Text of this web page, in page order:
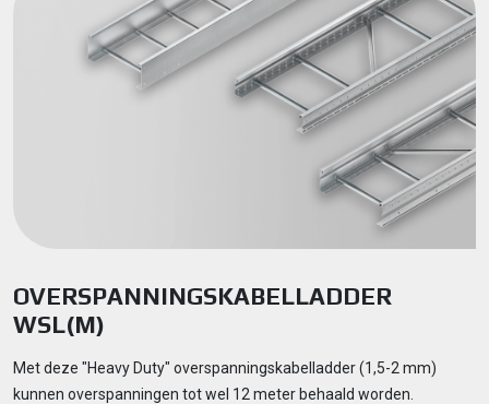
OVERSPANNINGSKABELLADDER
WSL(M)
Met deze "Heavy Duty" overspanningskabelladder (1,5-2 mm)
kunnen overspanningen tot wel 12 meter behaald worden.